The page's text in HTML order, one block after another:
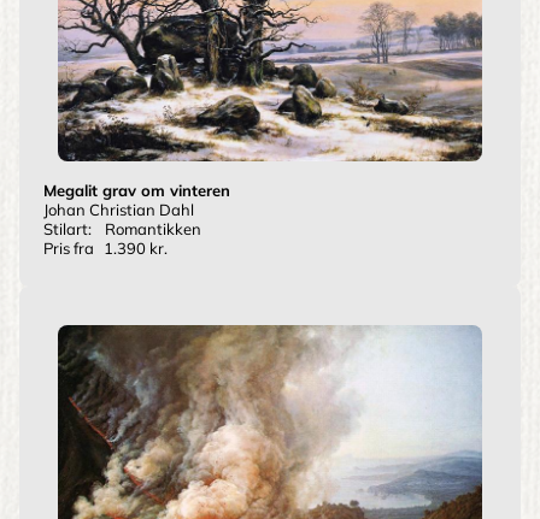
Megalit grav om vinteren
Johan Christian Dahl
Stilart:
Romantikken
Pris fra
1.390 kr.